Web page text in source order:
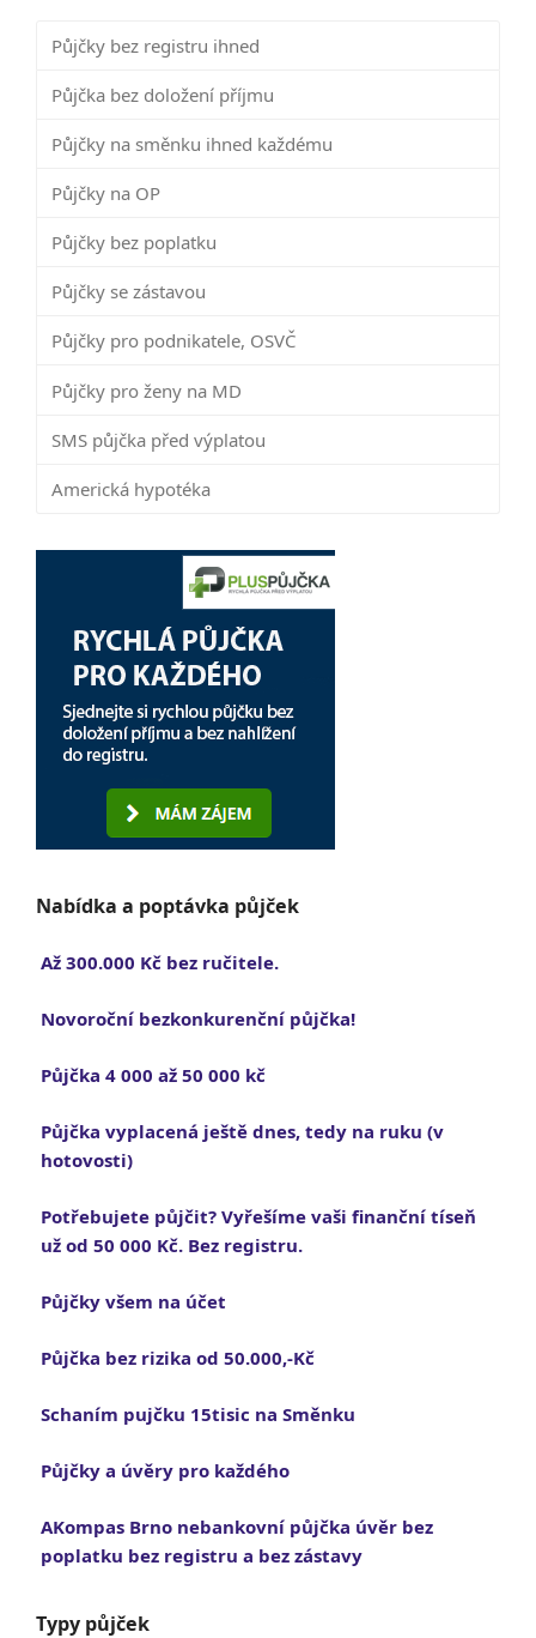
Půjčky bez registru ihned
Půjčka bez doložení příjmu
Půjčky na směnku ihned každému
Půjčky na OP
Půjčky bez poplatku
Půjčky se zástavou
Půjčky pro podnikatele, OSVČ
Půjčky pro ženy na MD
SMS půjčka před výplatou
Americká hypotéka
Nabídka a poptávka půjček
Až 300.000 Kč bez ručitele.
Novoroční bezkonkurenční půjčka!
Půjčka 4 000 až 50 000 kč
Půjčka vyplacená ještě dnes, tedy na ruku (v
hotovosti)
Potřebujete půjčit? Vyřešíme vaši finanční tíseň
už od 50 000 Kč. Bez registru.
Půjčky všem na účet
Půjčka bez rizika od 50.000,-Kč
Schaním pujčku 15tisic na Směnku
Půjčky a úvěry pro každého
AKompas Brno nebankovní půjčka úvěr bez
poplatku bez registru a bez zástavy
Typy půjček